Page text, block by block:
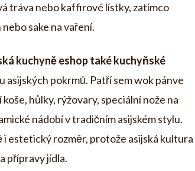
tráva nebo kaffirové lístky, zatímco
sake na vaření.
kuchyně eshop také kuchyňské
asijských pokrmů. Patří sem wok pánve
hůlky, rýžovary, speciální nože na
nádobí v tradičním asijském stylu.
i estetický rozměr, protože asijská kultura
přípravy jídla.